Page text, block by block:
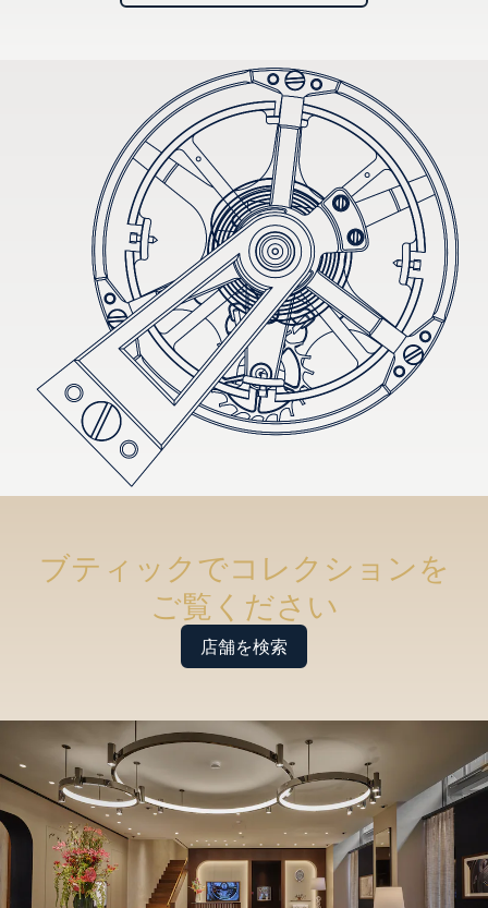
ブティックでコレクションを
ご覧ください
店舗を検索